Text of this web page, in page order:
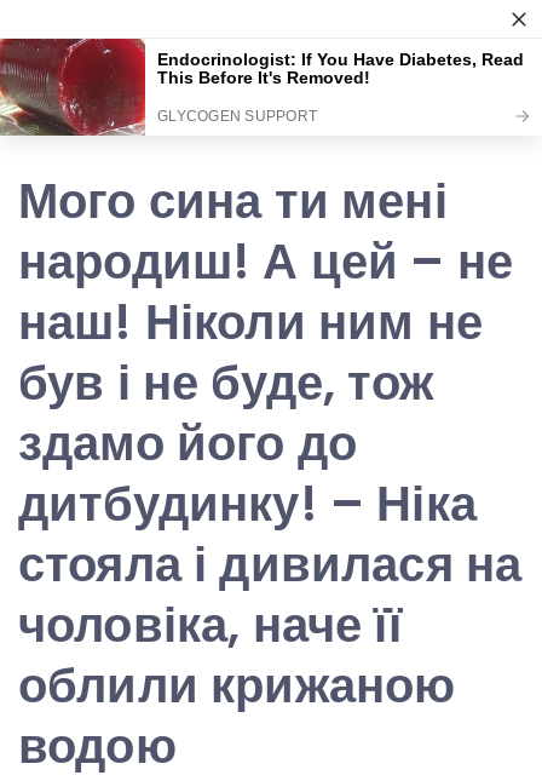
to
content
Аркуш
Мого сина ти мені
народиш! А цей – не
наш! Ніколи ним не
був і не буде, тож
здамо його до
дитбудинку! – Ніка
стояла і дивилася на
чоловіка, наче її
облили крижаною
водою